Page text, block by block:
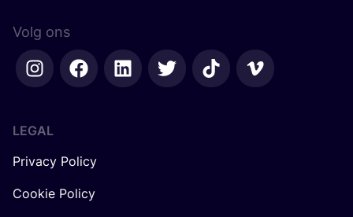
Volg ons
LEGAL
Privacy Policy
Cookie Policy